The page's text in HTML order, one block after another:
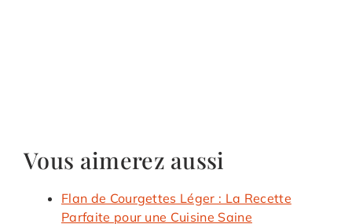
Vous aimerez aussi
Flan de Courgettes Léger : La Recette
Parfaite pour une Cuisine Saine